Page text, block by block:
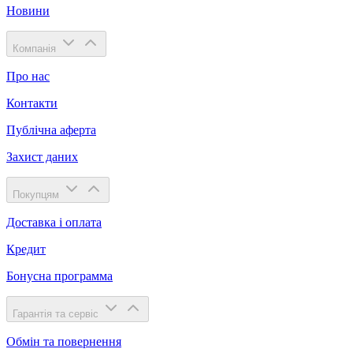
Новини
Компанія
Про нас
Контакти
Публічна аферта
Захист даних
Покупцям
Доставка і оплата
Кредит
Бонусна программа
Гарантія та сервіс
Обмін та повернення